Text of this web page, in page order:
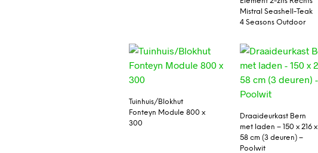
Mistral Seashell-Teak
4 Seasons Outdoor
Tuinhuis/Blokhut
Fonteyn Module 800 x
300
Draaideurkast Bern
met laden – 150 x 216 x
58 cm (3 deuren) –
Poolwit